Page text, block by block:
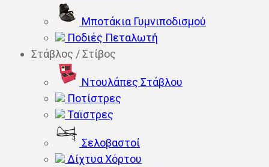
Μποτάκια Γυμνιποδισμού
Ποδιές Πεταλωτή
Στάβλος / Στίβος
Ντουλάπες Στάβλου
Ποτίστρες
Ταϊστρες
Σελοβαστοί
Δίχτυα Χόρτου